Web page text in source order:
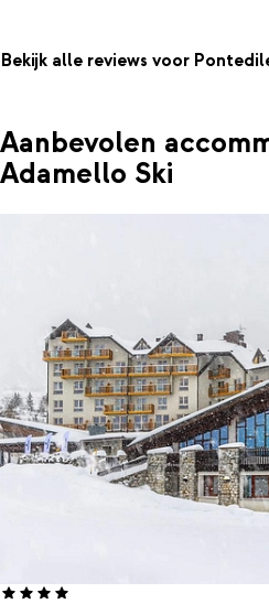
Bekijk alle reviews voor
Aanbevolen
Adamello Ski